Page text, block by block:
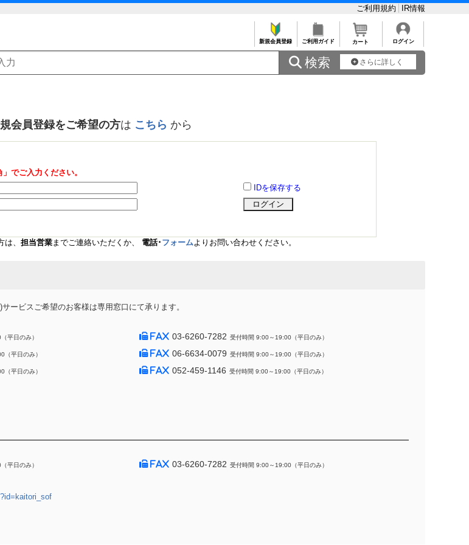
ご利用規約 IR情報
新規会員登録 ご利用ガイド カート ログイン
 検索 さらに詳しく
会員登録をご希望の方は こちら から
でご入力ください。
IDを保存する
、 担当営業までご連絡いただくか、 電話･ フォームよりお問い合わせください。
ービスご希望のお客様は専用窓口にて承ります。
平日のみ） 03-6260-7282 受付時間 9:00～19:00（平日のみ）
（平日のみ） 06-6634-0079 受付時間 9:00～19:00（平日のみ）
（平日のみ） 052-459-1146 受付時間 9:00～19:00（平日のみ）
平日のみ） 03-6260-7282 受付時間 9:00～19:00（平日のみ）